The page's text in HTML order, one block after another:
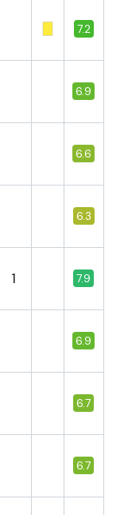
7.2
6.9
6.6
6.3
1 7.9
6.9
6.7
6.7